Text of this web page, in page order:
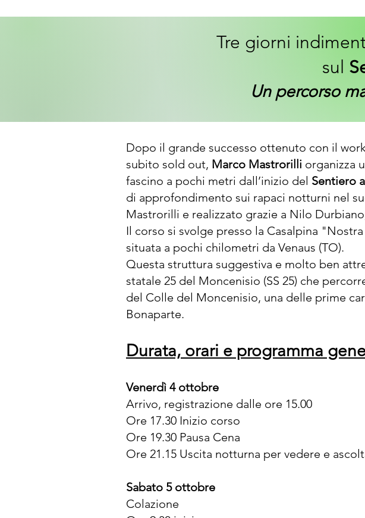
Tre giorni
sul
Un percorso
Dopo il grande successo ottenuto con il
subito sold out, Marco Mastrorilli organizza
fascino a pochi metri dall’inizio del Sentiero
di approfondimento sui rapaci notturni nel
Mastrorilli e realizzato grazie a Nilo
Il corso si svolge presso la Casalpina
situata a pochi chilometri da Venaus (TO).
Questa struttura suggestiva e molto ben
statale 25 del Moncenisio (SS 25) che
del Colle del Moncenisio, una delle prime
Bonaparte.
Durata, orari e programma
Venerdì 4 ottobre
Arrivo, registrazione dalle ore 15.00
Ore 17.30 Inizio corso
Ore 19.30 Pausa Cena
Ore 21.15 Uscita notturna per vedere e
Sabato 5 ottobre
Colazione